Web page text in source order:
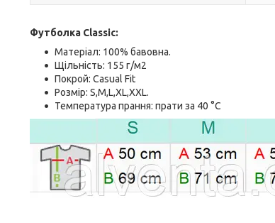
Футболка Classic:
Матеріал: 100% бавовна.
Щільність: 155 г/м2
Покрой: Casual Fit
Розмір: S,M,L,XL,XXL.
Температура прання: прати за 40 °C